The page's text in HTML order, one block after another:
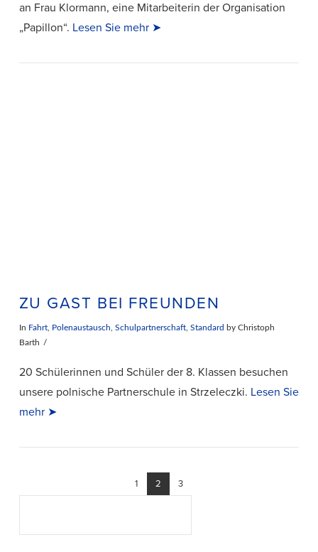
an Frau Klormann, eine Mitarbeiterin der Organisation
„Papillon“. Lesen Sie mehr ➤
ZU GAST BEI FREUNDEN
In Fahrt, Polenaustausch Schulpartnerschaft, Standard by Christoph
Barth
20 Schülerinnen und Schüler der 8. Klassen besuchen
unsere polnische Partnerschule in Strzeleczki. Lesen Sie
mehr ➤
1 2 3